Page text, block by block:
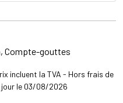
Compte-gouttes
incluent la TVA - Hors frais de
jour le 03/08/2026